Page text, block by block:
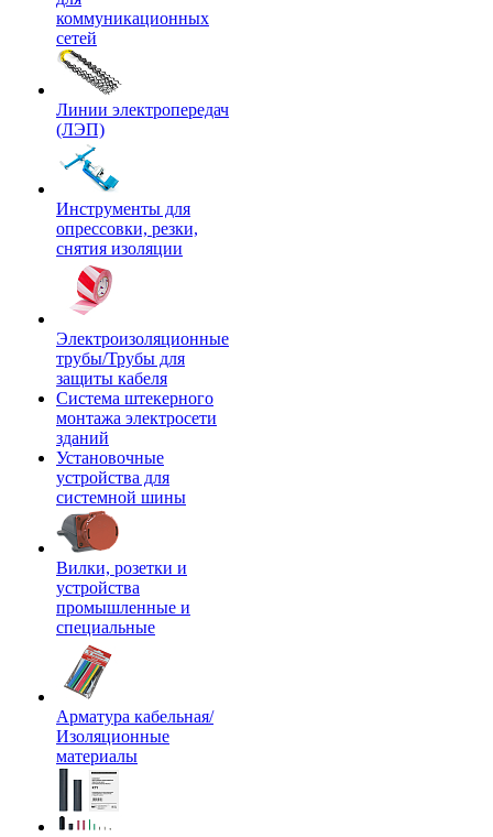
коммуникационных
сетей
Линии электропередач
(ЛЭП)
Инструменты для
опрессовки, резки,
снятия изоляции
Электроизоляционные
трубы/Трубы для
защиты кабеля
Система штекерного
монтажа электросети
зданий
Установочные
устройства для
системной шины
Вилки, розетки и
устройства
промышленные и
специальные
Арматура кабельная/
Изоляционные
материалы